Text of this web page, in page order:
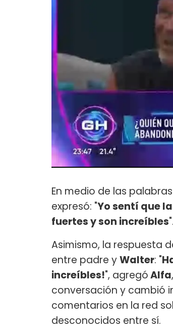
En medio de las
expresó: "Yo sentí que
fuertes y son increíbles".
Asimismo, la respuesta
entre padre yWalter: "
increíbles!", agregóAlfa
conversación y cambió
comentarios en la red
desconocidos entre sí.